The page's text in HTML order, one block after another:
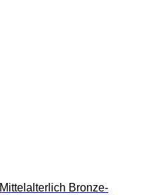
Mittelalterlich Bronze-